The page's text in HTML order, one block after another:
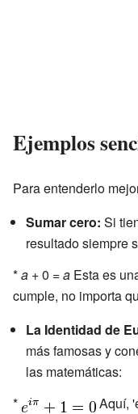
Ejemplos
Para entenderlo
Sumar cero: Si
resultado siempre
*a + 0 =a Esta es
cumple, no importa
La Identidad de
más famosas y
las matemáticas:
*
Aquí,